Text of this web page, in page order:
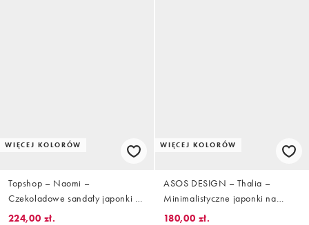
WIĘCEJ KOLORÓW
Topshop – Naomi –
Czekoladowe sandały japonki z
imitacji zamszu na koturnie z rafii
224,00 zł.
WIĘCEJ KOLORÓW
ASOS DESIGN – Thalia –
Minimalistyczne japonki na
koturnie z wężowym wzorem
180,00 zł.